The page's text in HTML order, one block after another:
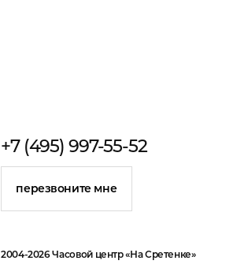
+7 (495) 997-55-52
перезвоните мне
2004-2026 Часовой центр «На Сретенке»